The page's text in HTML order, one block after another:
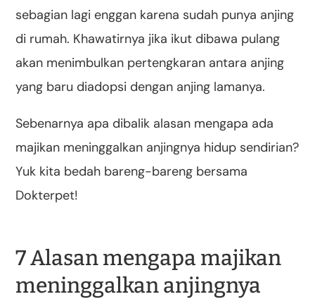
sebagian lagi enggan karena sudah punya anjing
di rumah. Khawatirnya jika ikut dibawa pulang
akan menimbulkan pertengkaran antara anjing
yang baru diadopsi dengan anjing lamanya.
Sebenarnya apa dibalik alasan mengapa ada
majikan meninggalkan anjingnya hidup sendirian?
Yuk kita bedah bareng-bareng bersama
Dokterpet!
7 Alasan mengapa majikan
meninggalkan anjingnya